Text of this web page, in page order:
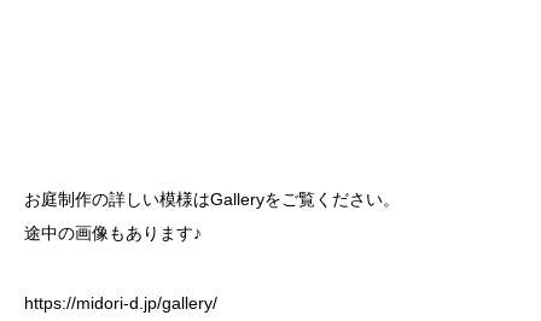
お庭制作の詳しい模様はGalleryをご覧ください。
途中の画像もあります♪
https://midori-d.jp/gallery/